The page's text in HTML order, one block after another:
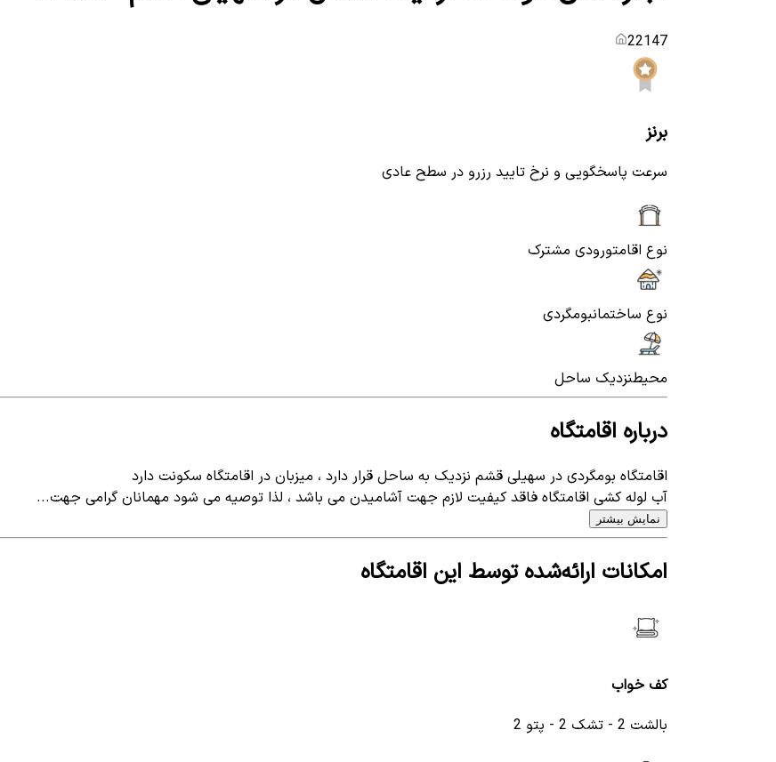
22147
برنز
سرعت پاسخگویی و نرخ تایید رزرو در سطح عادی
نوع اقامتورودی مشترک
نوع ساختمانبومگردی
محیطنزدیک ساحل
درباره اقامتگاه
اقامتگاه بومگردی در سهیلی قشم نزدیک به ساحل قرار دارد ، میزبان در اقامتگاه سکونت دارد
آب لوله کشی اقامتگاه فاقد کیفیت لازم جهت آشامیدن می باشد ، لذا توصیه می شود مهمانان گرامی جهت...
نمایش بیشتر
امکانات ارائه‌شده توسط این اقامتگاه
کف خواب
بالشت 2 - تشک 2 - پتو 2